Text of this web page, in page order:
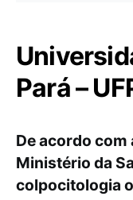
Pará –
De acordo
Ministério da
colpocitologia